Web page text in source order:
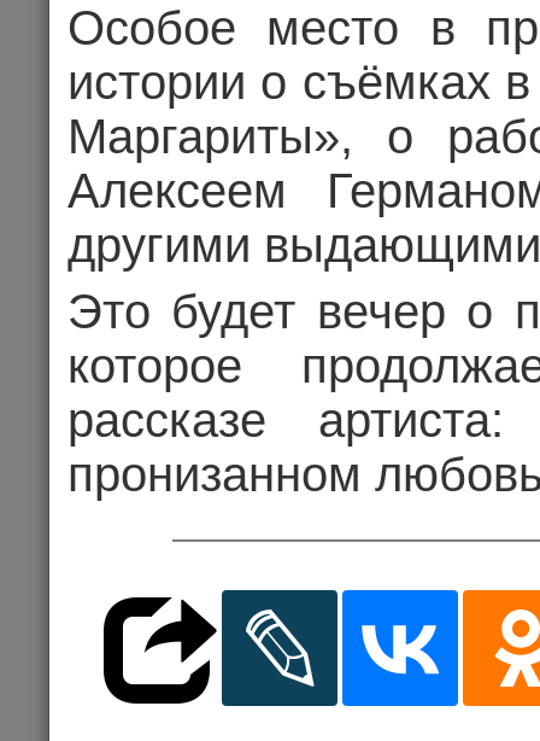
HAPPY
МАКАРЕВИЧ,
КОНЦЕРТ
Особое место в
истории о съёмках
Маргариты», о
Алексеем
другими
Это будет вечер о
которое
рассказе
пронизанном